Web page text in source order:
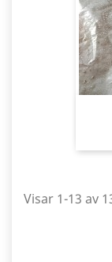
Visar 1-13 av